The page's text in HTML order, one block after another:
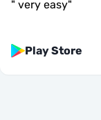
" very easy"
Play Store